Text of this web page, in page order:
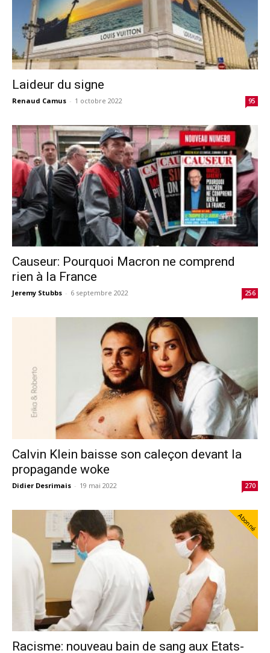
Laideur du signe
Renaud Camus - 1 octobre 2022 95
Causeur: Pourquoi Macron ne comprend
rien à la France
Jeremy Stubbs - 6 septembre 2022 256
Calvin Klein baisse son caleçon devant la
propagande woke
Didier Desrimais - 19 mai 2022 270
Abonné
Racisme: nouveau bain de sang aux Etats-